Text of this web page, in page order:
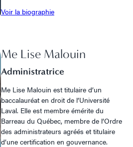
Voir la biographie
Me Lise Malouin
Administratrice
Me Lise Malouin est titulaire d’un
baccalauréat en droit de l’Université
Laval. Elle est membre émérite du
Barreau du Québec, membre de l’Ordre
des administrateurs agréés et titulaire
d’une certification en gouvernance.